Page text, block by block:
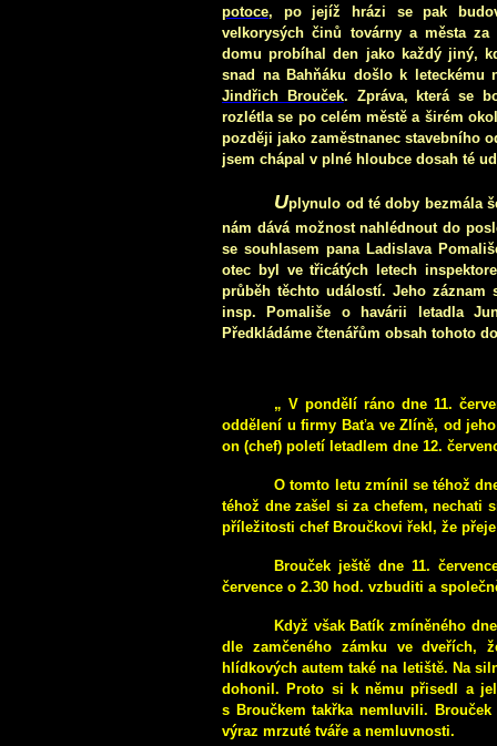
potoce, po jejíž hrázi se pak
velkorysých činů továrny a města za
domu probíhal den jako každý jiný,
snad na Bahňáku došlo k leteckému
Jindřich Brouček. Zpráva, která se
rozlétla se po celém městě a širém
později jako zaměstnanec stavebního
jsem chápal v plné hloubce dosah té
Uplynulo od té doby bezmála
nám dává možnost nahlédnout do
se souhlasem pana Ladislava
otec byl ve třicátých letech
průběh těchto událostí. Jeho záznam
insp. Pomališe o havárii letadla
Předkládáme čtenářům obsah tohoto
„ V pondělí ráno dne 11.
oddělení u firmy Baťa ve Zlíně, od
on (chef) poletí letadlem dne 12.
O tomto letu zmínil se téhož
téhož dne zašel si za chefem, nechati
příležitosti chef Broučkovi řekl, že
Brouček ještě dne 11.
července o 2.30 hod. vzbuditi a
Když však Batík zmíněného
dle zamčeného zámku ve
hlídkových autem také na letiště. Na
dohonil. Proto si k němu přisedl a
s Broučkem takřka nemluvili.
výraz mrzuté tváře a nemluvnosti.